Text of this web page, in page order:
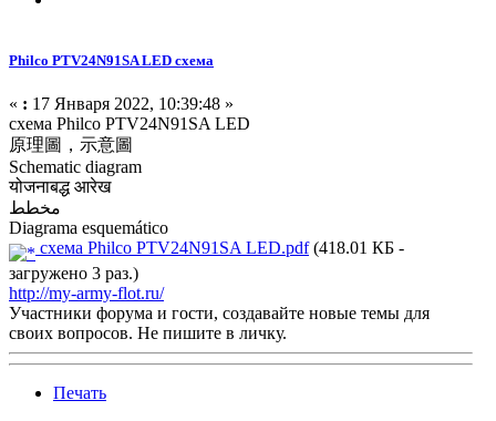
Philco PTV24N91SA LED схема
« : 17 Января 2022, 10:39:48 »
схема Philco PTV24N91SA LED
原理圖，示意圖
Schematic diagram
योजनाबद्ध आरेख
مخطط
Diagrama esquemático
схема Philco PTV24N91SA LED.pdf(418.01 КБ -
загружено 3 раз.)
http://my-army-flot.ru/
Участники форума и гости, создавайте новые темы для
своих вопросов. Не пишите в личку.
Печать